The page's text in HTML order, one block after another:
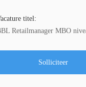
titel:
Retailmanager MBO
Solliciteer